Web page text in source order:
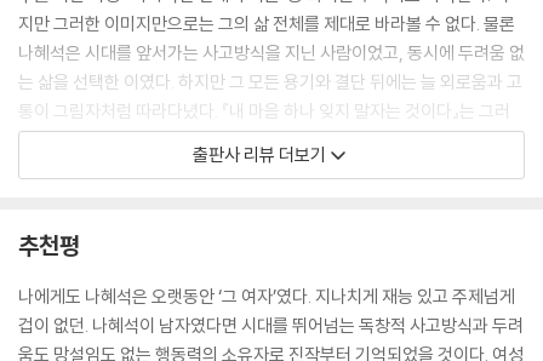
지만 그러한 이미지만으로는 그의 삶 전체를 제대로 바라볼 수 없다. 물론
나혜석은 시대를 앞서가는 사고방식을 지닌 사람이었고, 동시에 두려움 없
는 삶을 선택한 이였다. 하지만 그 모든 용기와 결단 뒤에는 늘 외로움과 고
통이 그림자처럼 따라다녔다. 『내 마음 하나 잊지 말자는 것이다』는 그러
한 삶의 양면을 가감 없이 담아내며, 이제껏 미디어나 여성 서사 재조명을
통해 강렬한 투사의 이미지로만 소비되었던 ‘그 여자’ 나혜석을, 한층 더 깊
『내 마음 하나 잊지 말자는 것이다』는 무엇보다 나혜석의 삶을 생생하게
담아낸다. 기존의 텍스트나 사진 몇장으로는 느낄 수 없었던 표정과 몸짓,
거리의 풍경과 사람들과의 교류가 만화라는 형식 안에서 오롯이 살아나는
것이다. 박서련 소설가가 “이런 표정이었겠구나” 하며 읽었다는 추천사를
출판사 리뷰 더보기
추천평
나에게도 나혜석은 오랫동안 ‘그 여자’였다. 지나치게 재능 있고 주제넘게
겁이 없던. 나혜석이 남자였다면 시대를 뛰어넘는 독창적 사고방식과 두려
움도 망설임도 없는 행동력의 소유자로 진작부터 기억되었을 것이다. 여성